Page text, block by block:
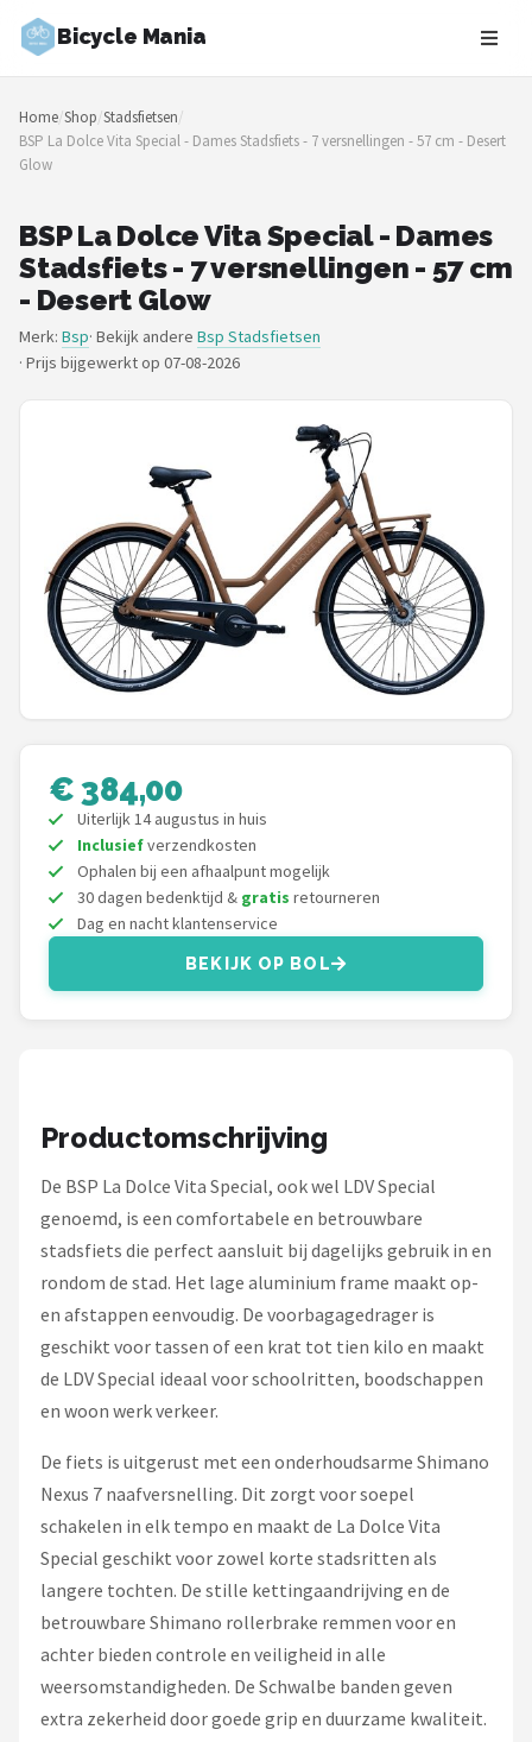
Bicycle Mania
Zoeken
NAVIGATIE
Shop
Merken
Blog
Fietsroutes
Kinderfietsen
Stadsfietsen
Elektrische fietsen
Mountainbikes
Shop
POPULAIRE MERKEN
Basil
Volare
ABUS
AXA
BBB Cycling
Voltano
Shimano
Cortina
Alle merken →
Home/Shop/Stadsfietsen/
BSP La Dolce Vita Special - Dames Stadsfiets - 7 versnellingen - 57 cm - Desert
Glow
BSP La Dolce Vita Special - Dames
Stadsfiets - 7 versnellingen - 57 cm
- Desert Glow
Merk: Bsp· Bekijk andere Bsp Stadsfietsen
· Prijs bijgewerkt op 07-08-2026
€ 384,00
Uiterlijk 14 augustus in huis
Inclusiefverzendkosten
Ophalen bij een afhaalpunt mogelijk
30 dagen bedenktijd & gratis retourneren
Dag en nacht klantenservice
BEKIJK OP BOL
Productomschrijving
De BSP La Dolce Vita Special, ook wel LDV Special
genoemd, is een comfortabele en betrouwbare
stadsfiets die perfect aansluit bij dagelijks gebruik in en
rondom de stad. Het lage aluminium frame maakt op-
en afstappen eenvoudig. De voorbagagedrager is
geschikt voor tassen of een krat tot tien kilo en maakt
de LDV Special ideaal voor schoolritten, boodschappen
en woon werk verkeer.
De fiets is uitgerust met een onderhoudsarme Shimano
Nexus 7 naafversnelling. Dit zorgt voor soepel
schakelen in elk tempo en maakt de La Dolce Vita
Special geschikt voor zowel korte stadsritten als
langere tochten. De stille kettingaandrijving en de
betrouwbare Shimano rollerbrake remmen voor en
achter bieden controle en veiligheid in alle
weersomstandigheden. De Schwalbe banden geven
extra zekerheid door goede grip en duurzame kwaliteit.